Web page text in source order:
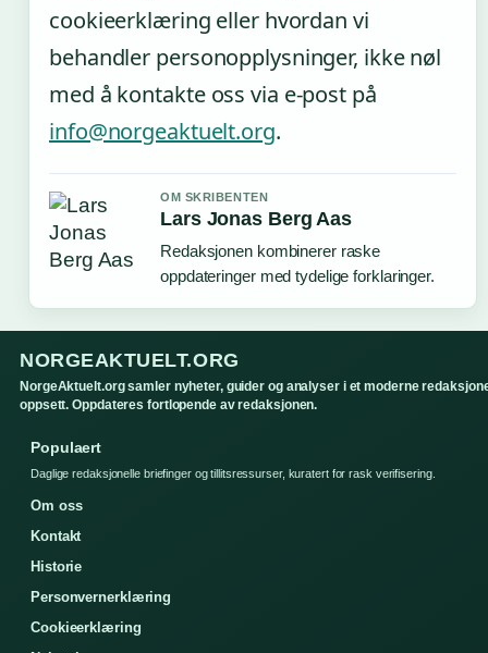
cookieerklæring eller hvordan vi
behandler personopplysninger, ikke nøl
med å kontakte oss via e-post på
info@norgeaktuelt.org.
OM SKRIBENTEN
Lars Jonas Berg Aas
Redaksjonen kombinerer raske
oppdateringer med tydelige forklaringer.
NORGEAKTUELT.ORG
NorgeAktuelt.org samler nyheter, guider og analyser i et moderne
oppsett. Oppdateres fortlopende av redaksjonen.
Populaert
Daglige redaksjonelle briefinger og tillitsressurser, kuratert for rask verifisering.
Om oss
Kontakt
Historie
Personvernerklæring
Cookieerklæring